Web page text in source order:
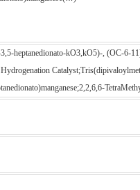
3,5-heptanedionato-kO3,kO5)-, (OC-